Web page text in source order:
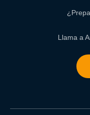
Llama a